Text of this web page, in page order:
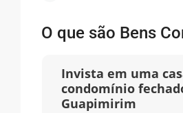
O que são Bens
Invista em uma
condomínio
Guapimirim